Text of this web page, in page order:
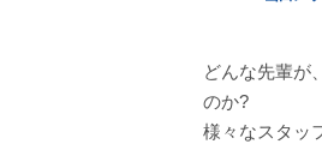
どんな先輩が
のか?
様々なスタッ